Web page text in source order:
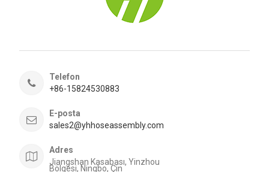
Telefon
+86-15824530883
E-posta
sales2@yhhoseassembly.com
Adres
Jiangshan Kasabası, Yinzhou
Bölgesi, Ningbo, Çin